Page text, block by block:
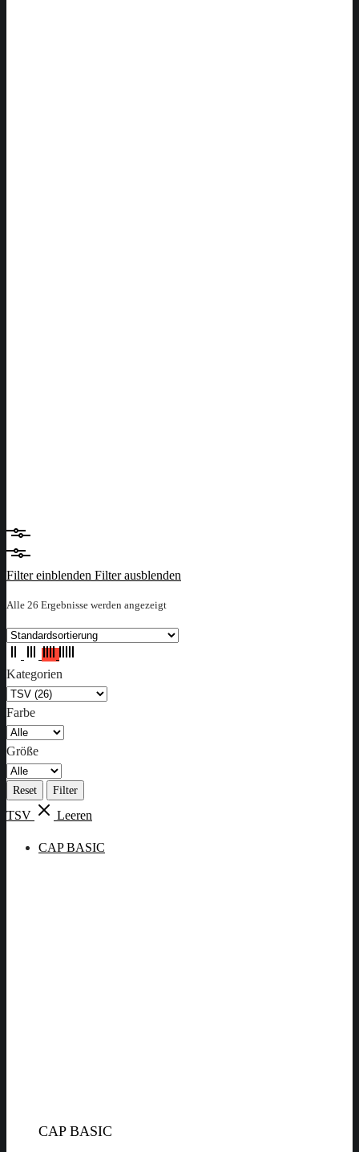
Filter einblenden Filter ausblenden
Alle 26 Ergebnisse werden angezeigt
Kategorien
Farbe
Größe
Reset Filter
TSV Leeren
CAP BASIC
CAP BASIC